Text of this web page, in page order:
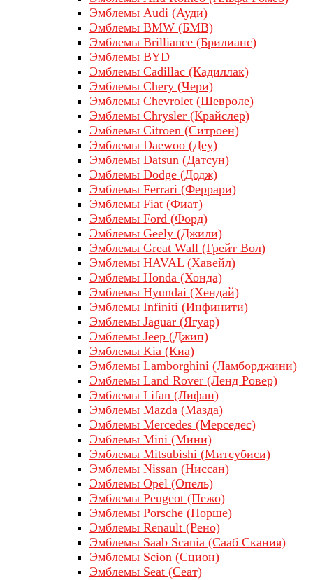
Эмблемы Audi (Ауди)
Эмблемы BMW (БМВ)
Эмблемы Brilliance (Брилианс)
Эмблемы BYD
Эмблемы Cadillac (Кадиллак)
Эмблемы Chery (Чери)
Эмблемы Chevrolet (Шевроле)
Эмблемы Chrysler (Крайслер)
Эмблемы Citroen (Ситроен)
Эмблемы Daewoo (Деу)
Эмблемы Datsun (Датсун)
Эмблемы Dodge (Додж)
Эмблемы Ferrari (Феррари)
Эмблемы Fiat (Фиат)
Эмблемы Ford (Форд)
Эмблемы Geely (Джили)
Эмблемы Great Wall (Грейт Вол)
Эмблемы HAVAL (Хавейл)
Эмблемы Honda (Хонда)
Эмблемы Hyundai (Хендай)
Эмблемы Infiniti (Инфинити)
Эмблемы Jaguar (Ягуар)
Эмблемы Jeep (Джип)
Эмблемы Kia (Киа)
Эмблемы Lamborghini (Ламборджини)
Эмблемы Land Rover (Ленд Ровер)
Эмблемы Lifan (Лифан)
Эмблемы Mazda (Мазда)
Эмблемы Mercedes (Мерседес)
Эмблемы Mini (Мини)
Эмблемы Mitsubishi (Митсубиси)
Эмблемы Nissan (Ниссан)
Эмблемы Opel (Опель)
Эмблемы Peugeot (Пежо)
Эмблемы Porsche (Порше)
Эмблемы Renault (Рено)
Эмблемы Saab Scania (Сааб Скания)
Эмблемы Scion (Сцион)
Эмблемы Seat (Сеат)